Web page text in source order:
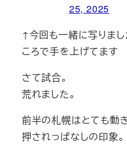
25, 2025
↑今回も一緒に写りま
ころで手を上げてます
さて試合。
荒れました。
前半の札幌はとても動
押されっぱなしの印象。